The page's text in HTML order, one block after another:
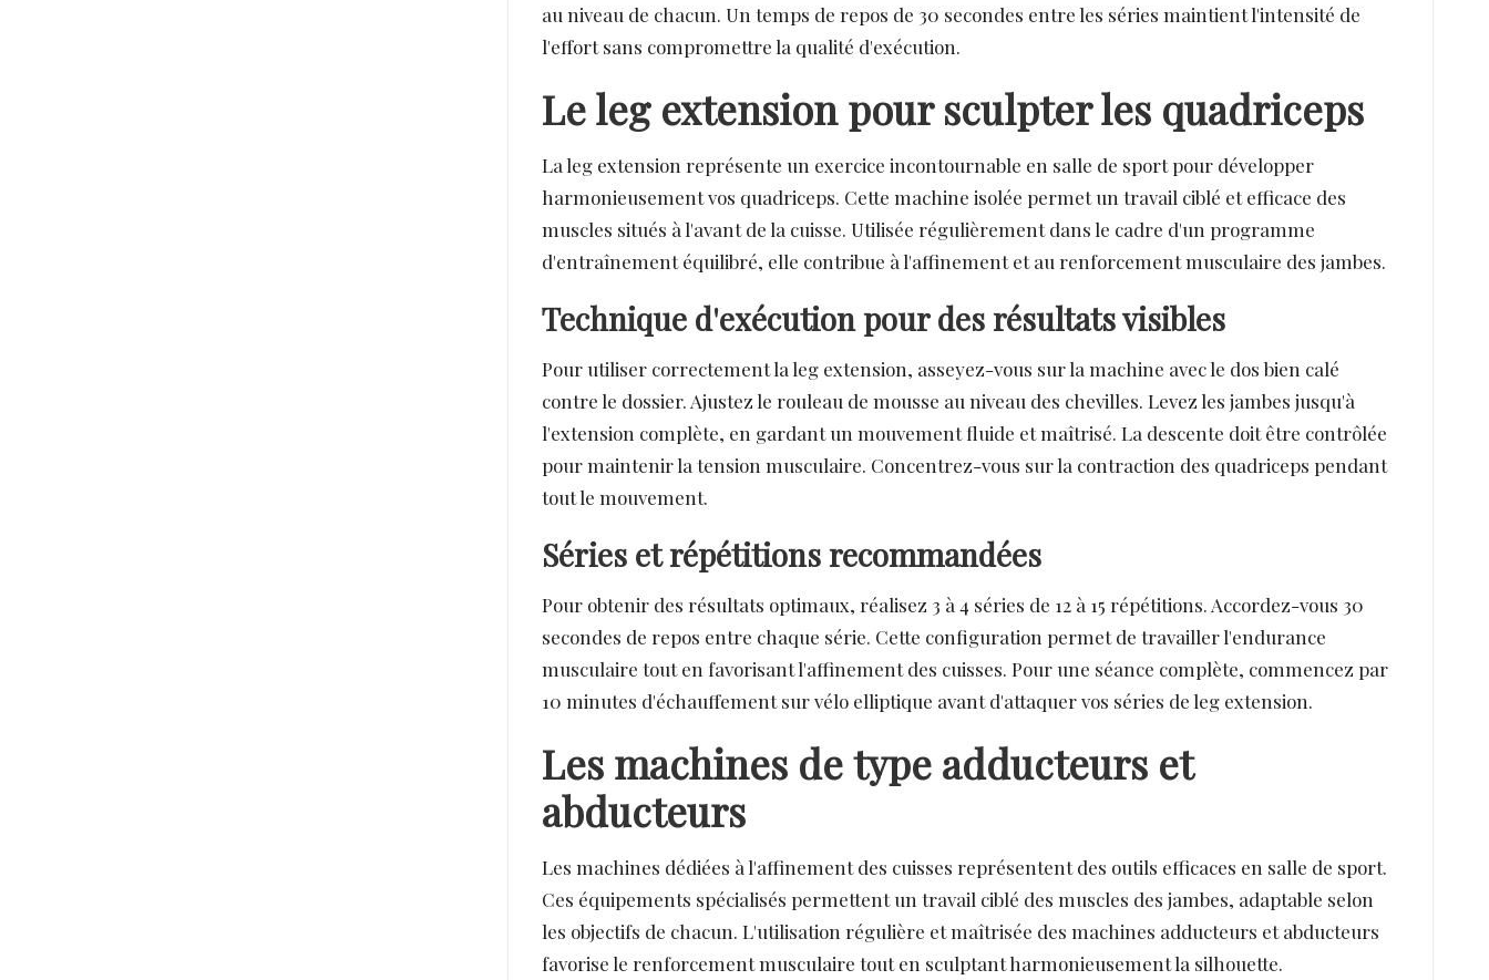
au niveau de chacun. Un temps de repos de 30 secondes entre les séries maintient l'intensité de
l'effort sans compromettre la qualité d'exécution.
Le leg extension pour sculpter les quadriceps
La leg extension représente un exercice incontournable en salle de sport pour développer
harmonieusement vos quadriceps. Cette machine isolée permet un travail ciblé et efficace des
muscles situés à l'avant de la cuisse. Utilisée régulièrement dans le cadre d'un programme
d'entraînement équilibré, elle contribue à l'affinement et au renforcement musculaire des jambes.
Technique d'exécution pour des résultats visibles
Pour utiliser correctement la leg extension, asseyez-vous sur la machine avec le dos bien calé
contre le dossier. Ajustez le rouleau de mousse au niveau des chevilles. Levez les jambes jusqu'à
l'extension complète, en gardant un mouvement fluide et maîtrisé. La descente doit être contrôlée
pour maintenir la tension musculaire. Concentrez-vous sur la contraction des quadriceps pendant
tout le mouvement.
Séries et répétitions recommandées
Pour obtenir des résultats optimaux, réalisez 3 à 4 séries de 12 à 15 répétitions. Accordez-vous 30
secondes de repos entre chaque série. Cette configuration permet de travailler l'endurance
musculaire tout en favorisant l'affinement des cuisses. Pour une séance complète, commencez par
10 minutes d'échauffement sur vélo elliptique avant d'attaquer vos séries de leg extension.
Les machines de type adducteurs et
abducteurs
Les machines dédiées à l'affinement des cuisses représentent des outils efficaces en salle de sport.
Ces équipements spécialisés permettent un travail ciblé des muscles des jambes, adaptable selon
les objectifs de chacun. L'utilisation régulière et maîtrisée des machines adducteurs et abducteurs
favorise le renforcement musculaire tout en sculptant harmonieusement la silhouette.